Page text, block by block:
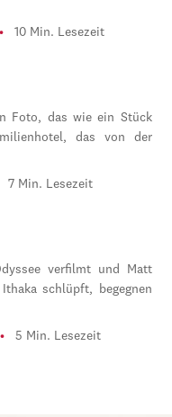
10 Min. Lesezeit
Foto, das wie ein Stück
das von der
7 Min. Lesezeit
verfilmt und Matt
schlüpft, begegnen
5 Min. Lesezeit